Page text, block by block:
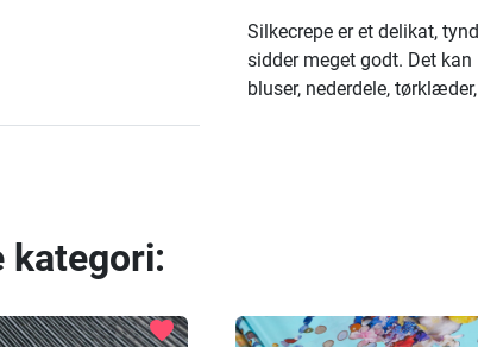
Silkecrepe er et delikat,
sidder meget godt. Det
bluser, nederdele,
kategori:
favorite